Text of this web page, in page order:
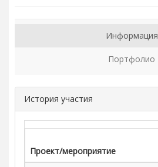
Информация
Портфолио
История участия
Проект/мероприятие